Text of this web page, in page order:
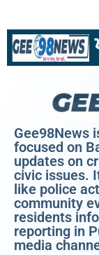
Gee98News
focused on
updates on
civic issues.
like police
community
residents
reporting in
media